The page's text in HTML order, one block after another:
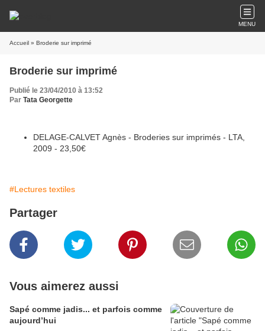
MENU
Accueil » Broderie sur imprimé
Broderie sur imprimé
Publié le 23/04/2010 à 13:52
Par Tata Georgette
DELAGE-CALVET Agnès - Broderies sur imprimés - LTA,
2009 - 23,50€
#Lectures textiles
Partager
Vous aimerez aussi
Sapé comme jadis... et parfois comme
aujourd’hui